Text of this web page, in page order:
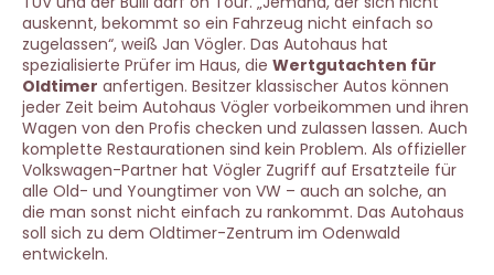
auskennt, bekommt so ein Fahrzeug nicht einfach so
zugelassen“, weiß Jan Vögler. Das Autohaus hat
spezialisierte Prüfer im Haus, die Wertgutachten für
Oldtimer anfertigen. Besitzer klassischer Autos können
jeder Zeit beim Autohaus Vögler vorbeikommen und ihren
Wagen von den Profis checken und zulassen lassen. Auch
komplette Restaurationen sind kein Problem. Als offizieller
Volkswagen-Partner hat Vögler Zugriff auf Ersatzteile für
alle Old- und Youngtimer von VW – auch an solche, an
die man sonst nicht einfach zu rankommt. Das Autohaus
soll sich zu dem Oldtimer-Zentrum im Odenwald
entwickeln.